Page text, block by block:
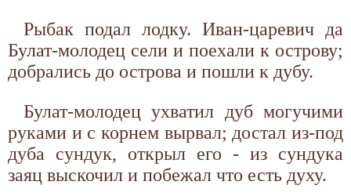
Рыбак подал лодку. Иван-царевич да
Булат-молодец сели и поехали к острову;
добрались до острова и пошли к дубу.
Булат-молодец ухватил дуб могучими
руками и с корнем вырвал; достал из-под
дуба сундук, открыл его - из сундука
заяц выскочил и побежал что есть духу.